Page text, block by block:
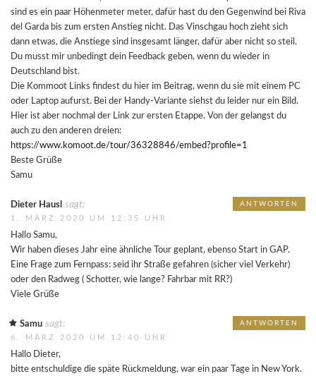
sind es ein paar Höhenmeter meter, dafür hast du den Gegenwind bei Riva
del Garda bis zum ersten Anstieg nicht. Das Vinschgau hoch zieht sich
dann etwas, die Anstiege sind insgesamt länger, dafür aber nicht so steil.
Du musst mir unbedingt dein Feedback geben, wenn du wieder in
Deutschland bist.
Die Kommoot Links findest du hier im Beitrag, wenn du sie mit einem PC
oder Laptop aufurst. Bei der Handy-Variante siehst du leider nur ein Bild.
Hier ist aber nochmal der Link zur ersten Etappe. Von der gelangst du
auch zu den anderen dreien:
https://www.komoot.de/tour/36328846/embed?profile=1
Beste Grüße
Samu
Dieter Hausl sagt:
1. MÄRZ 2020 UM 12:35 UHR
Hallo Samu,
Wir haben dieses Jahr eine ähnliche Tour geplant, ebenso Start in GAP.
Eine Frage zum Fernpass: seid ihr Straße gefahren (sicher viel Verkehr)
oder den Radweg ( Schotter, wie lange? Fahrbar mit RR?)
Viele Grüße
ANTWORTEN
Samu sagt:
6. MÄRZ 2020 UM 12:40 UHR
Hallo Dieter,
bitte entschuldige die späte Rückmeldung, war ein paar Tage in New York.
ANTWORTEN